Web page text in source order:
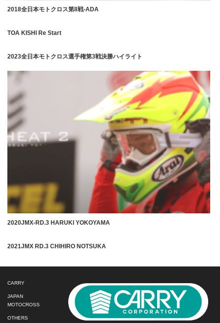
2018全日本モトクロス第8戦-ADA
TOA KISHI Re Start
2023全日本モトクロス選手権第3戦決勝ハイライト
2020JMX-RD.3 HARUKI YOKOYAMA
2021JMX RD.3 CHIHIRO NOTSUKA
CARRY
JAPAN
MOTOCROSS
OTHERS